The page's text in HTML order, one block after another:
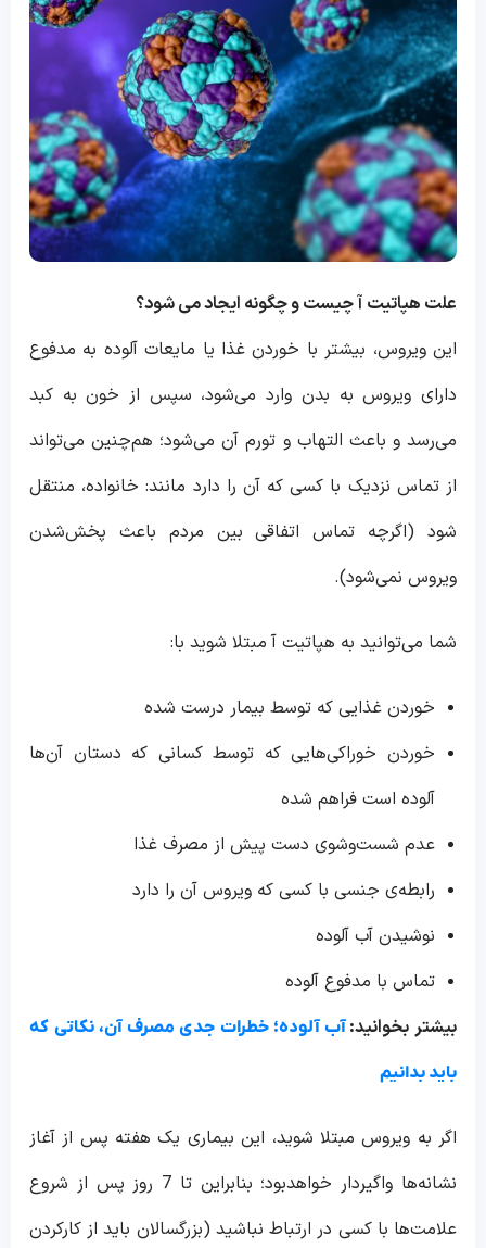
علت هپاتیت آچیست و چگونه ایجاد می شود؟
این ویروس، بیشتر با خوردن غذا یا مایعات آلوده به مدفوع
دارای ویروس به بدن وارد می‌شود، سپس از خون به کبد
می‌رسد و باعث التهاب و تورم آن می‌شود؛ هم‌چنین می‌تواند
از تماس نزدیک با کسی که آن را دارد مانند: خانواده، منتقل
شود (اگرچه تماس اتفاقی بین مردم باعث پخش‌شدن
ویروس نمی‌شود).
شما می‌توانید به هپاتیت آ مبتلا شوید با:
خوردن غذایی که توسط بیمار درست شده
خوردن خوراکی‌هایی که توسط کسانی که دستان آن‌ها
آلوده است فراهم شده
عدم شست‌وشوی دست پیش از مصرف غذا
رابطه‌ی جنسی با کسی که ویروس آن را دارد
نوشیدن آب آلوده
تماس با مدفوع آلوده
بیشتر بخوانید:آب آلوده؛ خطرات جدی مصرف آن، نکاتی که
باید بدانیم
اگر به ویروس مبتلا شوید، این بیماری یک هفته پس از آغاز
نشانه‌ها واگیردار خواهدبود؛ بنابراین تا 7 روز پس از شروع
علامت‌ها با کسی در ارتباط نباشید (بزرگسالان باید از کارکردن